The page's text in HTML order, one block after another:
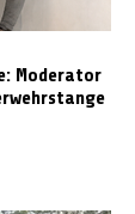
Moderator